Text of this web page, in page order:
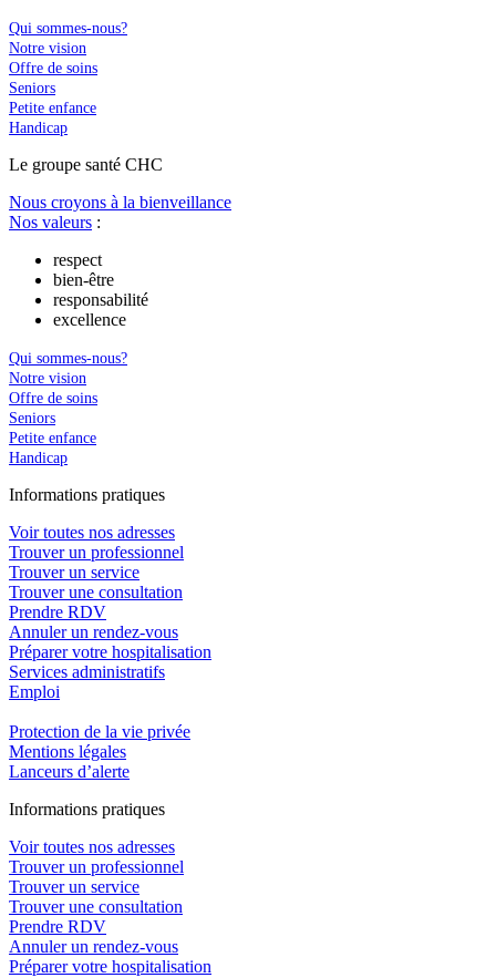
Qui sommes-nous?
Notre vision
Offre de soins
Seniors
Petite enfance
Handicap
Le groupe santé CHC
Nous croyons à la bienveillance
Nos valeurs :
respect
bien-être
responsabilité
excellence
Qui sommes-nous?
Notre vision
Offre de soins
Seniors
Petite enfance
Handicap
Informations pratiques
Voir toutes nos adresses
Trouver un professionnel
Trouver un service
Trouver une consultation
Prendre RDV
Annuler un rendez-vous
Préparer votre hospitalisation
Services administratifs
Emploi​
Protection de la vie privée
Mentions légales
Lanceurs d’alerte
Informations pratiques
Voir toutes nos adresses
Trouver un professionnel
Trouver un service
Trouver une consultation
Prendre RDV
Annuler un rendez-vous
Préparer votre hospitalisation